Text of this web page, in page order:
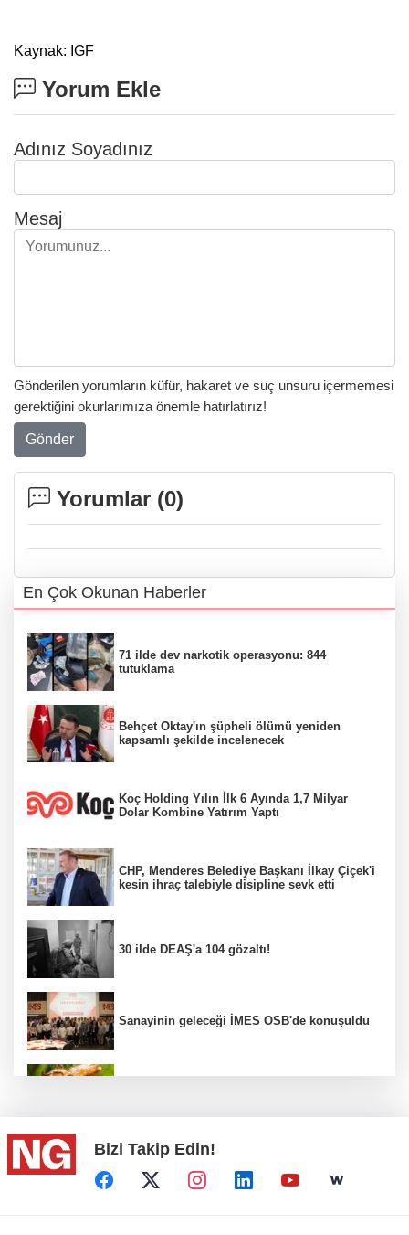
Kaynak: IGF
Yorum Ekle
Adınız Soyadınız
Mesaj
Gönderilen yorumların küfür, hakaret ve suç unsuru içermemesi
gerektiğini okurlarımıza önemle hatırlatırız!
Gönder
Yorumlar (0)
En Çok Okunan Haberler
71 ilde dev narkotik operasyonu: 844
tutuklama
Behçet Oktay'ın şüpheli ölümü yeniden
kapsamlı şekilde incelenecek
Koç Holding Yılın İlk 6 Ayında 1,7 Milyar
Dolar Kombine Yatırım Yaptı
CHP, Menderes Belediye Başkanı İlkay Çiçek'i
kesin ihraç talebiyle disipline sevk etti
30 ilde DEAŞ'a 104 gözaltı!
Sanayinin geleceği İMES OSB'de konuşuldu
Türkiye, Suudi Arabistan ve Pakistan ortak
savunma anlaşması...
Bizi Takip Edin!